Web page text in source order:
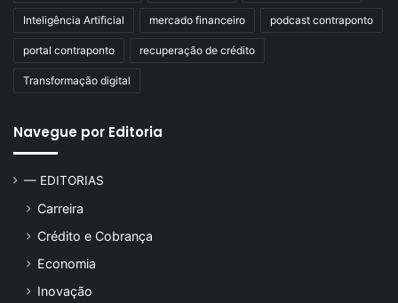
Inteligência Artificial mercado financeiro podcast contraponto
portal contraponto recuperação de crédito
Transformação digital
Navegue por Editoria
— EDITORIAS
Carreira
Crédito e Cobrança
Economia
Inovação